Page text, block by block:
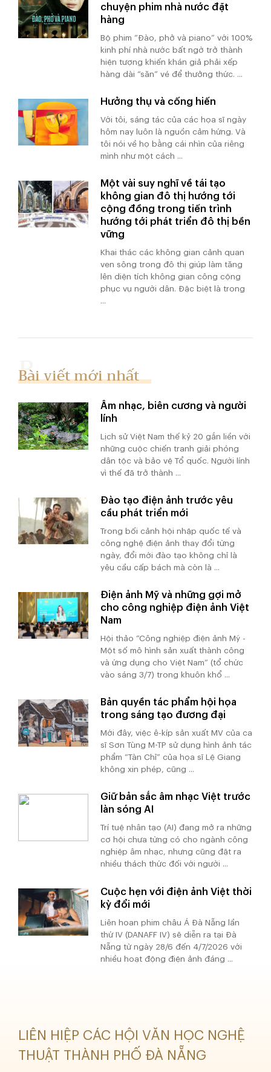
chuyện phim nhà nước đặt
hàng
Bộ phim “Đào, phở và piano” với 100%
kinh phí nhà nước bất ngờ trở thành
hiện tượng khiến khán giả phải xếp
hàng dài “săn” vé để thưởng thức. ...
Hưởng thụ và cống hiến
Với tôi, sáng tác của các họa sĩ ngày
hôm nay luôn là nguồn cảm hứng. Và
tôi nói về họ bằng cái nhìn của riêng
mình như một cách ...
Một vài suy nghĩ về tái tạo
không gian đô thị hướng tới
cộng đồng trong tiến trình
hướng tới phát triển đô thị bền
vững
Khai thác các không gian cảnh quan
ven sông trong đô thị giúp làm tăng
lên diện tích không gian công cộng
phục vụ người dân. Đặc biệt là trong
...
Bài viết mới nhất
Âm nhạc, biên cương và người
lính
Lịch sử Việt Nam thế kỷ 20 gắn liền với
những cuộc chiến tranh giải phóng
dân tộc và bảo vệ Tổ quốc. Người lính
vì thế đã trở thành ...
Đào tạo điện ảnh trước yêu
cầu phát triển mới
Trong bối cảnh hội nhập quốc tế và
công nghệ điện ảnh thay đổi từng
ngày, đổi mới đào tạo không chỉ là
yêu cầu cấp bách mà còn là ...
Điện ảnh Mỹ và những gợi mở
cho công nghiệp điện ảnh Việt
Nam
Hội thảo “Công nghiệp điện ảnh Mỹ -
Một số mô hình sản xuất thành công
và ứng dụng cho Việt Nam” (tổ chức
vào sáng 3/7) trong khuôn khổ ...
Bản quyền tác phẩm hội họa
trong sáng tạo đương đại
Mới đây, việc ê-kíp sản xuất MV của ca
sĩ Sơn Tùng M-TP sử dụng hình ảnh tác
phẩm “Tàn Chỉ” của họa sĩ Lệ Giang
không xin phép, cũng ...
Giữ bản sắc âm nhạc Việt trước
làn sóng AI
Trí tuệ nhân tạo (AI) đang mở ra những
cơ hội chưa từng có cho ngành công
nghiệp âm nhạc, nhưng cũng đặt ra
nhiều thách thức đối với người ...
Cuộc hẹn với điện ảnh Việt thời
kỳ đổi mới
Liên hoan phim châu Á Đà Nẵng lần
thứ IV (DANAFF IV) sẽ diễn ra tại Đà
Nẵng từ ngày 28/6 đến 4/7/2026 với
nhiều hoạt động điện ảnh đáng ...
LIÊN HIỆP CÁC HỘI VĂN HỌC NGHỆ
THUẬT THÀNH PHỐ ĐÀ NẴNG